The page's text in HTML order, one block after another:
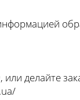
делайте